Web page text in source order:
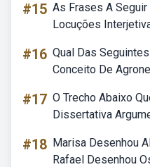
#15 As Frases A
Locuções
#16 Qual Das
Conceito De
#17 O Trecho Abaixo
Dissertativa
#18 Marisa Desenhou
Rafael Desenhou